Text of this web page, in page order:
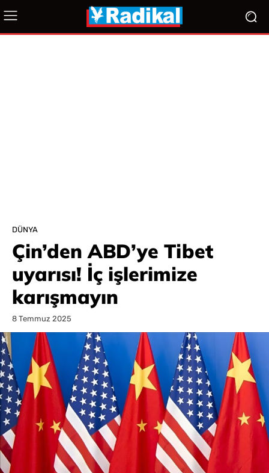
DÜNYA
Çin’den ABD’ye Tibet
uyarısı! İç işlerimize
karışmayın
8 Temmuz 2025